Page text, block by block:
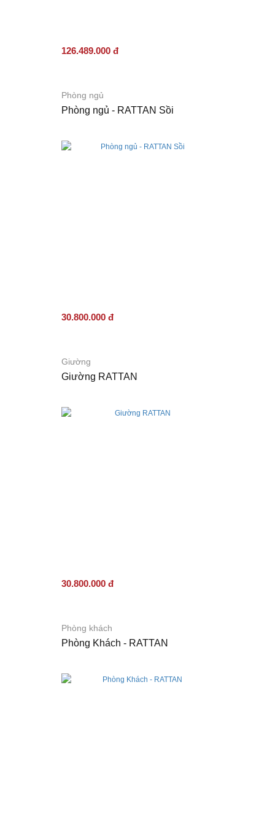
126.489.000 đ
Phòng ngủ
Phòng ngủ - RATTAN Sồi
30.800.000 đ
Giường
Giường RATTAN
30.800.000 đ
Phòng khách
Phòng Khách - RATTAN